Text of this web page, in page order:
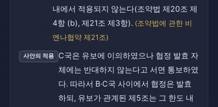
내에서 적용되지 않는다(조약법 제20조 제
4항 (b), 제21조 제3항). (조약법에 관한 비
엔나협약 제21조)
사안의 적용
C국은 유보에 이의하였으나 협정 발효 자
체에는 반대하지 않는다고 서면 통보하였
다. 따라서 B·C국 사이에서 협정은 발효
하되, 유보가 관계된 제5조는 그 한도 내